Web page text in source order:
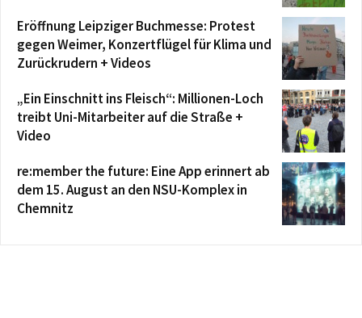
Eröffnung Leipziger Buchmesse: Protest
gegen Weimer, Konzertflügel für Klima und
Zurückrudern + Videos
„Ein Einschnitt ins Fleisch“: Millionen-Loch
treibt Uni-Mitarbeiter auf die Straße +
Video
re:member the future: Eine App erinnert ab
dem 15. August an den NSU-Komplex in
Chemnitz